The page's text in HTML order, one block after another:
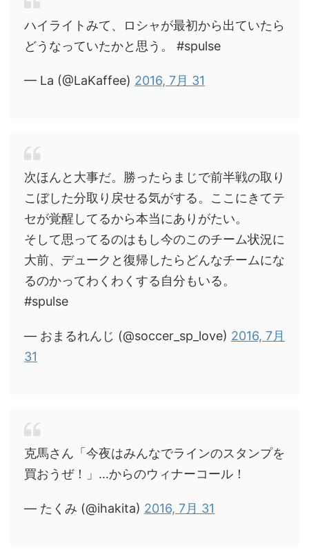
ハイライトみて、ロシャが最初から出ていたら
どうなっていたかと思う。 #spulse
— La (@LaKaffee) 2016, 7月 31
次ほんと大事だ。勝ったらまじで前半戦の取り
こぼした分取り戻せる気がする。ここにきてテ
セが覚醒してるから本当にありがたい。
そして思ってるのはもし今のこのチーム状況に
大前、デュークと復帰したらどんなチームにな
るのかってわくわくする自分もいる。
#spulse
— おまるれんじ (@soccer_sp_love) 2016, 7月
31
克馬さん「今夜はみんなでラインのスタンプを
買おうぜ！」…からのウィナーコール！
— たくみ (@ihakita) 2016, 7月 31